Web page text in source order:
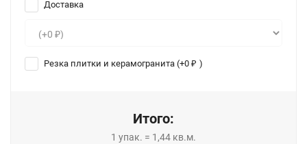
Доставка
Резка плитки и керамогранита (+0 ₽ )
Итого:
1 упак. = 1,44 кв.м.